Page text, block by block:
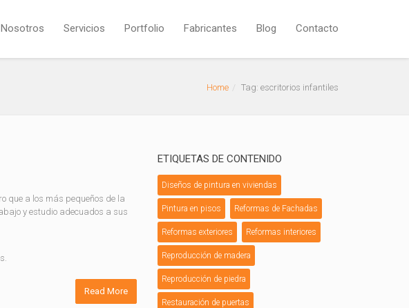
Nosotros Servicios Portfolio Fabricantes Blog Contacto
Home Tag: escritorios infantiles
que a los más pequeños de la
y estudio adecuados a sus
Read More
ETIQUETAS DE CONTENIDO
Diseños de pintura en viviendas
Pintura en pisos Reformas de Fachadas
Reformas exteriores Reformas interiores
Reproducción de madera
Reproducción de piedra
Restauración de puertas